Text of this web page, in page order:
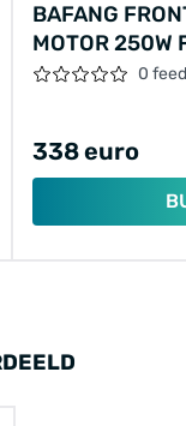
BAFANG
MOTOR 250W
43V VICTORIA
0
338 euro